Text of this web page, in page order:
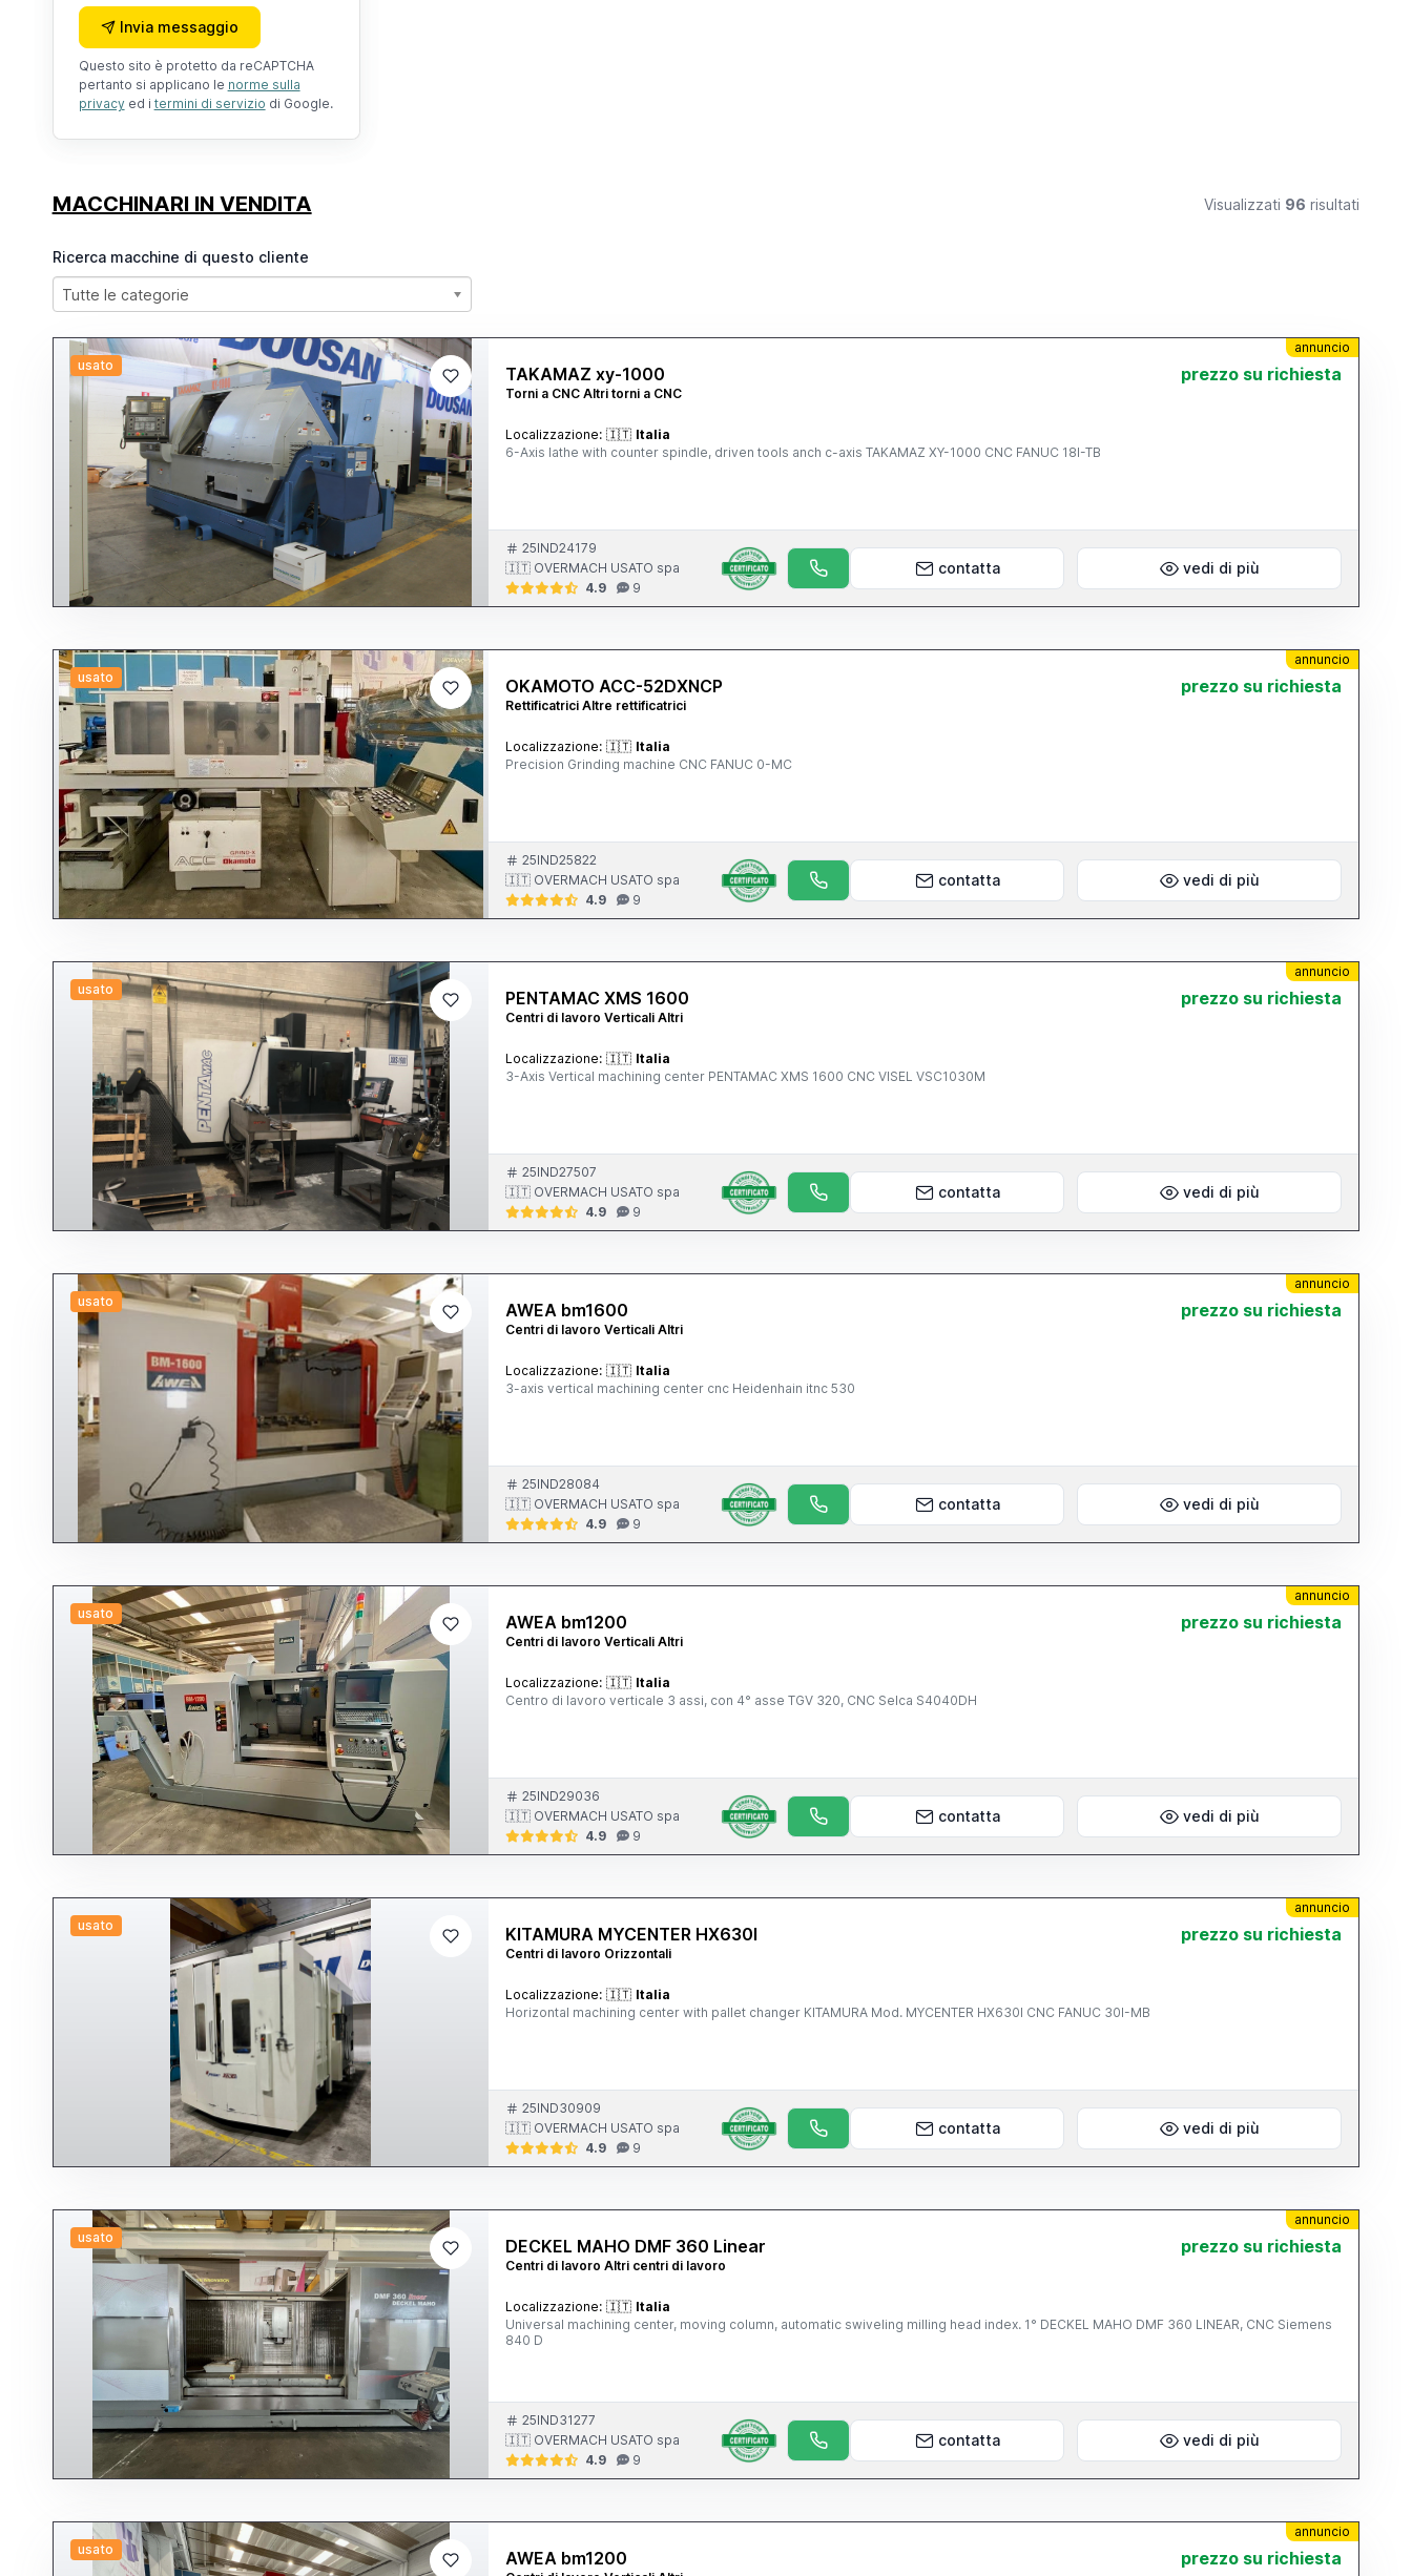
Invia messaggio
Questo sito è protetto da reCAPTCHA
pertanto si applicano le norme sulla
privacy ed i termini di servizio di Google.
MACCHINARI IN VENDITA Visualizzati 96 risultati
Ricerca macchine di questo cliente
Tutte le categorie
usato
annuncio
TAKAMAZ xy-1000
Torni a CNC Altri torni a CNC
prezzo su richiesta
Localizzazione: 🇮🇹 Italia
6-Axis lathe with counter spindle, driven tools anch c-axis TAKAMAZ XY-1000 CNC FANUC 18I-TB
25IND24179
🇮🇹 OVERMACH USATO spa
4.9
9
contatta vedi di più
usato
annuncio
OKAMOTO ACC-52DXNCP
Rettificatrici Altre rettificatrici
prezzo su richiesta
Localizzazione: 🇮🇹 Italia
Precision Grinding machine CNC FANUC 0-MC
25IND25822
🇮🇹 OVERMACH USATO spa
4.9
9
contatta vedi di più
usato
annuncio
PENTAMAC XMS 1600
Centri di lavoro Verticali Altri
prezzo su richiesta
Localizzazione: 🇮🇹 Italia
3-Axis Vertical machining center PENTAMAC XMS 1600 CNC VISEL VSC1030M
25IND27507
🇮🇹 OVERMACH USATO spa
4.9
9
contatta vedi di più
usato
annuncio
AWEA bm1600
Centri di lavoro Verticali Altri
prezzo su richiesta
Localizzazione: 🇮🇹 Italia
3-axis vertical machining center cnc Heidenhain itnc 530
25IND28084
🇮🇹 OVERMACH USATO spa
4.9
9
contatta vedi di più
usato
annuncio
AWEA bm1200
Centri di lavoro Verticali Altri
prezzo su richiesta
Localizzazione: 🇮🇹 Italia
Centro di lavoro verticale 3 assi, con 4° asse TGV 320, CNC Selca S4040DH
25IND29036
🇮🇹 OVERMACH USATO spa
4.9
9
contatta vedi di più
usato
annuncio
KITAMURA MYCENTER HX630I
Centri di lavoro Orizzontali
prezzo su richiesta
Localizzazione: 🇮🇹 Italia
Horizontal machining center with pallet changer KITAMURA Mod. MYCENTER HX630I CNC FANUC 30I-MB
25IND30909
🇮🇹 OVERMACH USATO spa
4.9
9
contatta vedi di più
usato
annuncio
DECKEL MAHO DMF 360 Linear
Centri di lavoro Altri centri di lavoro
prezzo su richiesta
Localizzazione: 🇮🇹 Italia
Universal machining center, moving column, automatic swiveling milling head index. 1° DECKEL MAHO DMF 360 LINEAR, CNC Siemens
840 D
25IND31277
🇮🇹 OVERMACH USATO spa
4.9
9
contatta vedi di più
usato
annuncio
AWEA bm1200 prezzo su richiesta